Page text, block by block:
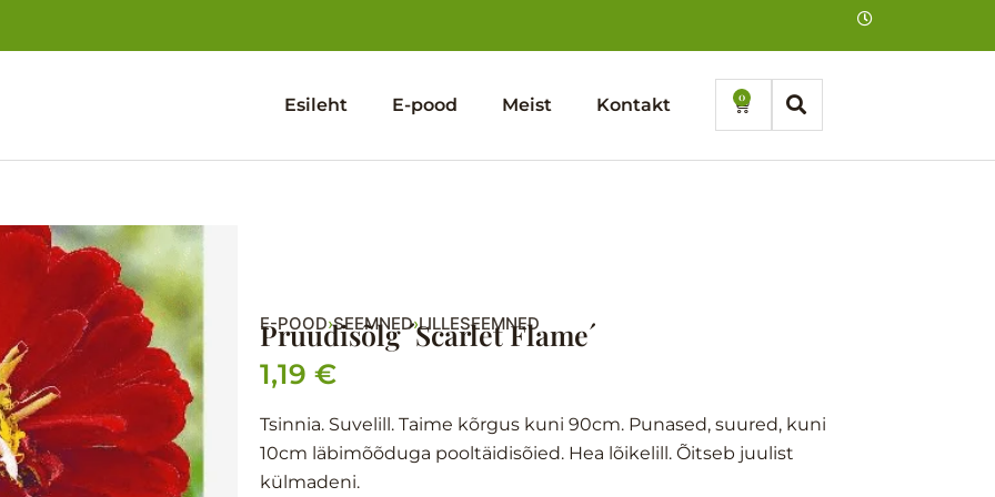
Esileht E-pood Meist Kontakt 0
Cart
E-POOD›SEEMNED›LILLESEEMNED
Pruudisõlg ´Scarlet Flame´
1,19 €
Tsinnia. Suvelill. Taime kõrgus kuni 90cm. Punased, suured, kuni
10cm läbimõõduga pooltäidisõied. Hea lõikelill. Õitseb juulist
külmadeni.